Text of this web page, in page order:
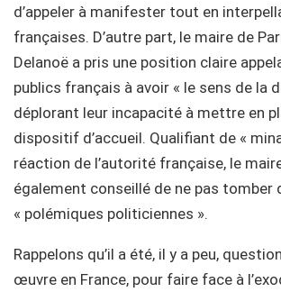
d’appeler à manifester tout en
françaises. D’autre part, le maire de
Delanoë a pris une position claire
publics français à avoir « le sens de la
déplorant leur incapacité à mettre en
dispositif d’accueil. Qualifiant de «
réaction de l’autorité française, le
également conseillé de ne pas tomber
« polémiques politiciennes ».
Rappelons qu’il a été, il y a peu,
œuvre en France, pour faire face à